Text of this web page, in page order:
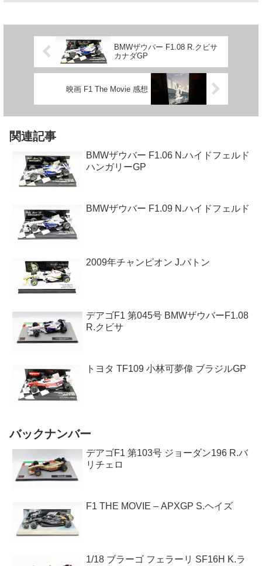
BMWザウバー F1.08 R.クビサ
カナダGP
映画 F1 The Movie 感想
関連記事
BMWザウバー F1.06 N.ハイドフェルド
ハンガリーGP
BMWザウバー F1.09 N.ハイドフェルド
2009年チャンピオン J.バトン
デアゴF1 第045号 BMWザウバーF1.08
R.クビサ
トヨタ TF109 小林可夢偉 ブラジルGP
バックナンバー
デアゴF1 第103号 ジョーダン196 R.バ
リチェロ
F1 THE MOVIE – APXGP S.ヘイズ
1/18 ブラーゴ フェラーリ SF16H K.ラ